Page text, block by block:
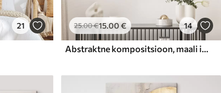
21 25.00€15.00 € 14
Abstraktne kompositsioon, maali imitatsioon